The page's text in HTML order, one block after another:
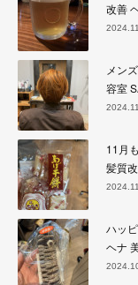
改善
メン
容室
11月
髪質
ハッ
ヘナ